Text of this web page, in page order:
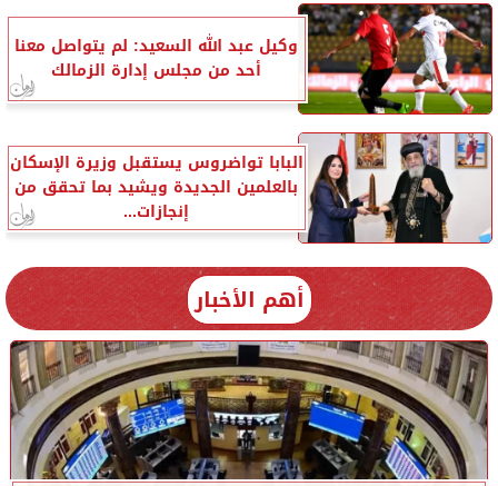
وكيل عبد الله السعيد: لم يتواصل معنا
أحد من مجلس إدارة الزمالك
البابا تواضروس يستقبل وزيرة الإسكان
بالعلمين الجديدة ويشيد بما تحقق من
إنجازات...
أهم الأخبار